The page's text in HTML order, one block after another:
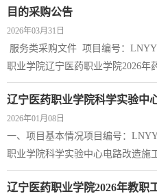
家积极参与、赢取好礼！建议大家
官方微信视频号，及时学习权威国
握！活动详情：一、活动对象：全
目的采购公告
2026年03月31日
服务类采购文件 项目编号：
职业学院辽宁医药职业学院2026年
目的采购公告项目概况（辽宁医药
理及种植服务项目)采购项目的潜在
获取采购文件，并于2026年 4月15
文件。一、项目基本情况项目编号
宁医药职业学院2026年药用植物园
辽宁医药职业学院科学实验中
2026年01月08日
一、项目基本情况项目编号：
职业学院科学实验中心电路改造施
金额：人民币96,807.98元最高限价
宁医药职业学院科学实验中心电路
辽宁医药职业学院2026年教职